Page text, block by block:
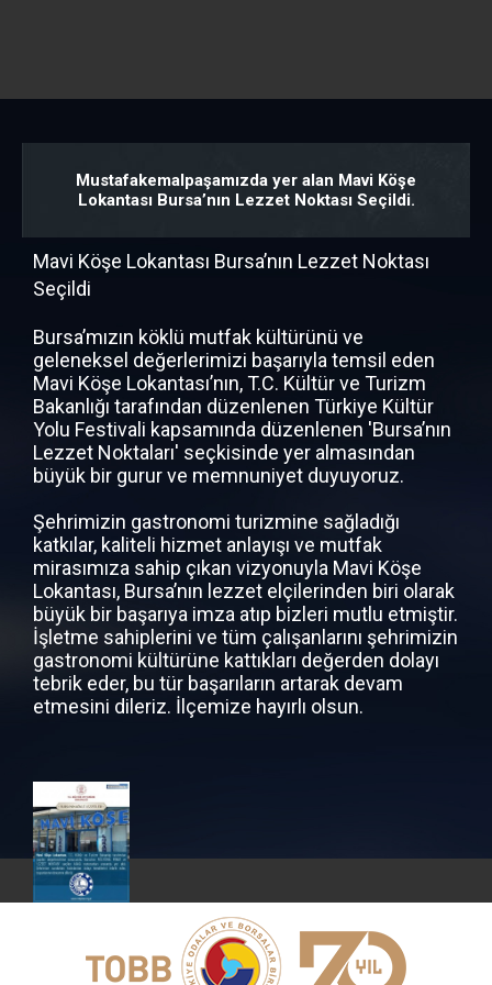
Mustafakemalpaşamızda yer alan Mavi Köşe
Lokantası Bursa’nın Lezzet Noktası Seçildi.
Mavi Köşe Lokantası Bursa’nın Lezzet Noktası
Seçildi
Bursa’mızın köklü mutfak kültürünü ve
geleneksel değerlerimizi başarıyla temsil eden
Mavi Köşe Lokantası’nın, T.C. Kültür ve Turizm
Bakanlığı tarafından düzenlenen Türkiye Kültür
Yolu Festivali kapsamında düzenlenen 'Bursa’nın
Lezzet Noktaları' seçkisinde yer almasından
büyük bir gurur ve memnuniyet duyuyoruz.
Şehrimizin gastronomi turizmine sağladığı
katkılar, kaliteli hizmet anlayışı ve mutfak
mirasımıza sahip çıkan vizyonuyla Mavi Köşe
Lokantası, Bursa’nın lezzet elçilerinden biri olarak
büyük bir başarıya imza atıp bizleri mutlu etmiştir.
İşletme sahiplerini ve tüm çalışanlarını şehrimizin
gastronomi kültürüne kattıkları değerden dolayı
tebrik eder, bu tür başarıların artarak devam
etmesini dileriz. İlçemize hayırlı olsun.